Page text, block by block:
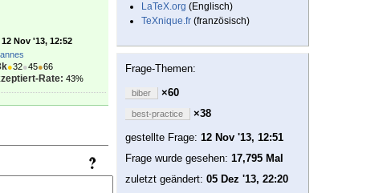
12 Nov '13, 12:52
●32●45●66
Rate: 43%
LaTeX.org (Englisch)
TeXnique.fr (französisch)
Frage-Themen:
biber ×60
best-practice
×38
gestellte Frage: 12 Nov '13, 12:51
Frage wurde gesehen: 17,795 Mal
zuletzt geändert: 05 Dez '13, 22:20